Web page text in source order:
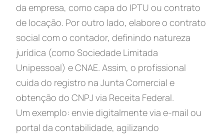
da empresa, como capa do IPTU ou contrato
de locação. Por outro lado, elabore o contrato
social com o contador, definindo natureza
jurídica (como Sociedade Limitada
Unipessoal) e CNAE. Assim, o profissional
cuida do registro na Junta Comercial e
obtenção do CNPJ via Receita Federal.
Um exemplo: envie digitalmente via e-mail ou
portal da contabilidade, agilizando